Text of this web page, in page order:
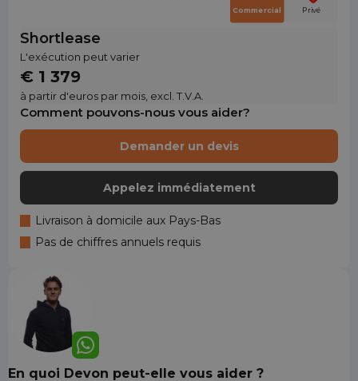
Shortlease
L'exécution peut varier
€ 1 379
à partir d'euros par mois, excl. T.V.A.
Commercial Privé
Comment pouvons-nous vous aider?
Demander un devis
Appelez immédiatement
Livraison à domicile aux Pays-Bas
Pas de chiffres annuels requis
En quoi Devon peut-elle vous aider ?